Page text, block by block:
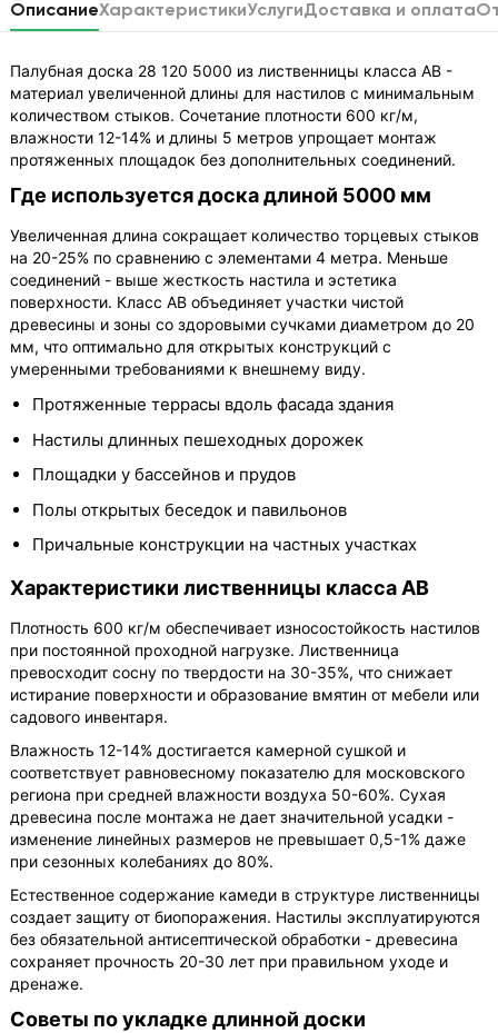
ОписаниеХарактеристикиУслугиДоставка и оплата
Палубная доска 28 120 5000 из лиственницы класса АВ -
материал увеличенной длины для настилов с минимальным
количеством стыков. Сочетание плотности 600 кг/м,
влажности 12-14% и длины 5 метров упрощает монтаж
протяженных площадок без дополнительных соединений.
Где используется доска длиной 5000 мм
Увеличенная длина сокращает количество торцевых стыков
на 20-25% по сравнению с элементами 4 метра. Меньше
соединений - выше жесткость настила и эстетика
поверхности. Класс АВ объединяет участки чистой
древесины и зоны со здоровыми сучками диаметром до 20
мм, что оптимально для открытых конструкций с
умеренными требованиями к внешнему виду.
Протяженные террасы вдоль фасада здания
Настилы длинных пешеходных дорожек
Площадки у бассейнов и прудов
Полы открытых беседок и павильонов
Причальные конструкции на частных участках
Характеристики лиственницы класса АВ
Плотность 600 кг/м обеспечивает износостойкость настилов
при постоянной проходной нагрузке. Лиственница
превосходит сосну по твердости на 30-35%, что снижает
истирание поверхности и образование вмятин от мебели или
садового инвентаря.
Влажность 12-14% достигается камерной сушкой и
соответствует равновесному показателю для московского
региона при средней влажности воздуха 50-60%. Сухая
древесина после монтажа не дает значительной усадки -
изменение линейных размеров не превышает 0,5-1% даже
при сезонных колебаниях до 80%.
Естественное содержание камеди в структуре лиственницы
создает защиту от биопоражения. Настилы эксплуатируются
без обязательной антисептической обработки - древесина
сохраняет прочность 20-30 лет при правильном уходе и
дренаже.
Советы по укладке длинной доски